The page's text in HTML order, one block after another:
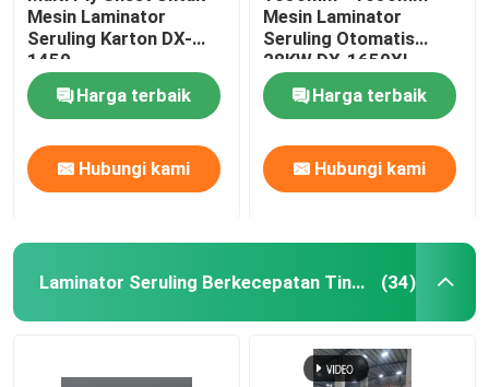
Mesin Laminator
Seruling Karton DX-
1450
Harga terbaik
Hubungi kami
Mesin Laminator
Seruling Otomatis
28KW DX-1650XL
Harga terbaik
Hubungi kami
Laminator Seruling Berkecepatan Tinggi (34)